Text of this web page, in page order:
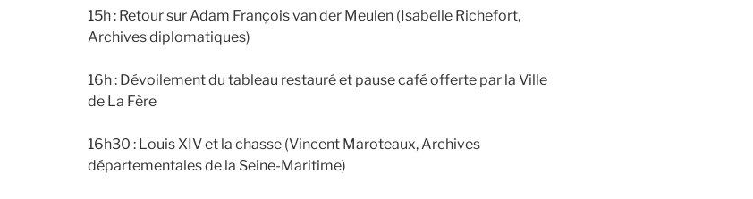
15h : Retour sur Adam François van der Meulen (Isabelle Richefort,
Archives diplomatiques)
16h : Dévoilement du tableau restauré et pause café offerte par la Ville
de La Fère
16h30 : Louis XIV et la chasse (Vincent Maroteaux, Archives
départementales de la Seine-Maritime)